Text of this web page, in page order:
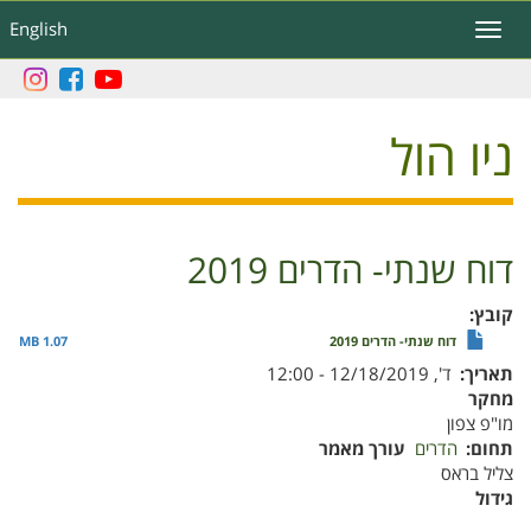
לתוכן
העיקרי
English
Toggle
navigation
ניו הול
דוח שנתי- הדרים 2019
קובץ
דוח שנתי- הדרים 2019 1.07 MB
תאריך ד', 12/18/2019 - 12:00
מחקר
מו"פ צפון
תחום הדרים עורך מאמר
צליל בראס
גידול